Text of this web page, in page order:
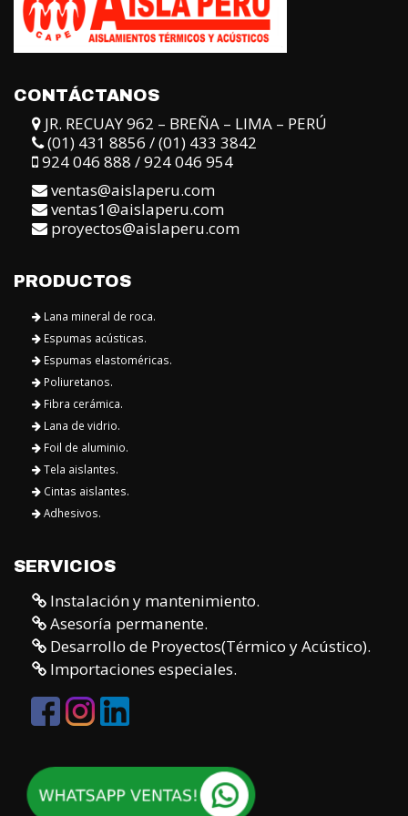
CONTÁCTANOS
JR. RECUAY 962 – BREÑA – LIMA – PERÚ
(01) 431 8856 / (01) 433 3842
924 046 888 / 924 046 954
ventas@aislaperu.com
ventas1@aislaperu.com
proyectos@aislaperu.com
PRODUCTOS
Lana mineral de roca.
Espumas acústicas.
Espumas elastoméricas.
Poliuretanos.
Fibra cerámica.
Lana de vidrio.
Foil de aluminio.
Tela aislantes.
Cintas aislantes.
Adhesivos.
SERVICIOS
Instalación y mantenimiento.
Asesoría permanente.
Desarrollo de Proyectos(Térmico y Acústico).
Importaciones especiales.